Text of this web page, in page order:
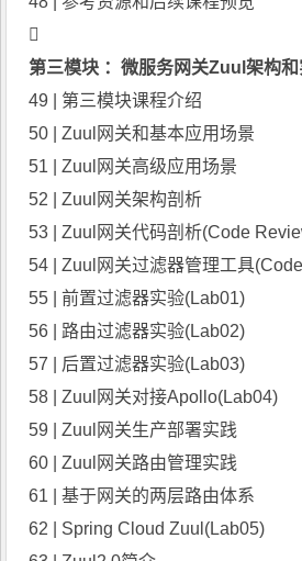

第三模块 ：微服务网关Zuul架构和
49 | 第三模块课程介绍
50 | Zuul网关和基本应用场景
51 | Zuul网关高级应用场景
52 | Zuul网关架构剖析
53 | Zuul网关代码剖析(Code
54 | Zuul网关过滤器管理工具
55 | 前置过滤器实验(Lab01)
56 | 路由过滤器实验(Lab02)
57 | 后置过滤器实验(Lab03)
58 | Zuul网关对接Apollo(Lab04)
59 | Zuul网关生产部署实践
60 | Zuul网关路由管理实践
61 | 基于网关的两层路由体系
62 | Spring Cloud Zuul(Lab05)